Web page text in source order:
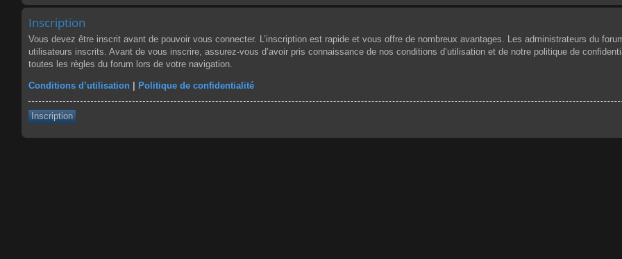
Inscription
Vous devez être inscrit avant de pouvoir vous connecter. L’inscription est rapide et vous offre de nombreux avantages. Les administrateurs du
utilisateurs inscrits. Avant de vous inscrire, assurez-vous d’avoir pris connaissance de nos conditions d’utilisation et de notre politique de
toutes les règles du forum lors de votre navigation.
Conditions d’utilisation Politique de confidentialité
Inscription